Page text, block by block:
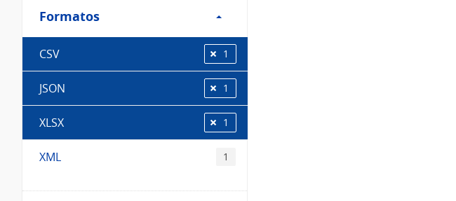
Formatos
Formatos
CSV 1
JSON 1
XLSX 1
XML 1